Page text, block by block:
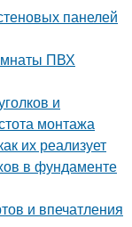
панелей
ПВХ
и
монтажа
их реализует
в фундаменте
и впечатления